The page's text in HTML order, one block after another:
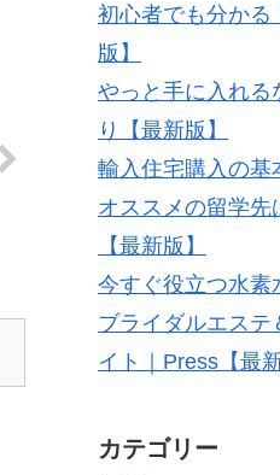
初心者でも分かる
版】
やっと手に入れる
り【最新版】
輸入住宅購入の基
オススメの留学先
【最新版】
今すぐ役立つ水素
ブライダルエステ
イト｜Press【最新
カテゴリー